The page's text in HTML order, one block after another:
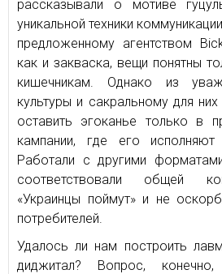
рассказывали о мотиве
уникальной техники
предложенному агентством
как и закваска, вещи понятны
кишечникам. Однако из
культуры и сакральному для
оставить эгоканье только в
кампании, где его исполняют
Работали с другими
соответствовали общей
«Украинцы поймут» и не
потребителей.
Удалось ли нам построить
диджитал? Вопрос,